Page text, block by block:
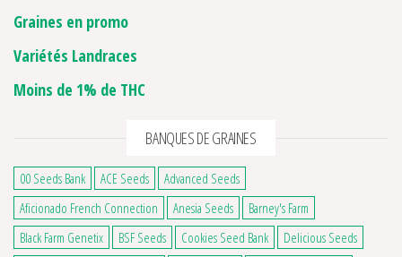
Graines en promo
Variétés Landraces
Moins de 1% de THC
BANQUES DE GRAINES
00 Seeds Bank ACE Seeds
Advanced Seeds
Aficionado French Connection
Anesia Seeds
Barney's Farm
Black Farm Genetix
BSF Seeds Cookies Seed Bank
Delicious Seeds